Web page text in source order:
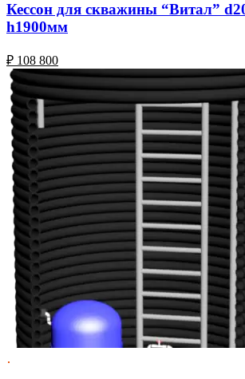
Кессон для скважины “Витал”
h1900мм
₽ 108 800